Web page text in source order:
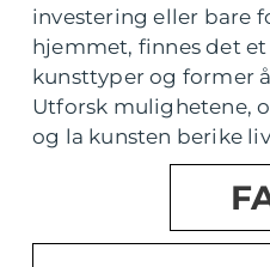
investering eller bare
hjemmet, finnes det
kunsttyper og former
Utforsk mulighetene,
og la kunsten berike